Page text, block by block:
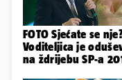
FOTO Sjećate se
Voditeljica je
na ždrijebu SP-a